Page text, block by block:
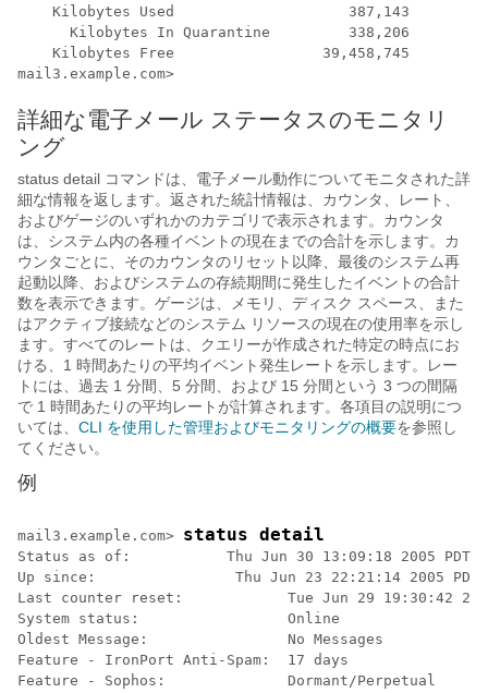
    Kilobytes Used                    387,143
      Kilobytes In Quarantine         338,206
    Kilobytes Free                 39,458,745
mail3.example.com>
詳細な電子メール ステータスのモニタリ
ング
status detail コマンドは、電子メール動作についてモニタされた詳
細な情報を返します。返された統計情報は、カウンタ、レート、
およびゲージのいずれかのカテゴリで表示されます。カウンタ
は、システム内の各種イベントの現在までの合計を示します。カ
ウンタごとに、そのカウンタのリセット以降、最後のシステム再
起動以降、およびシステムの存続期間に発生したイベントの合計
数を表示できます。ゲージは、メモリ、ディスク スペース、また
はアクティブ接続などのシステム リソースの現在の使用率を示し
ます。すべてのレートは、クエリーが作成された特定の時点にお
ける、1 時間あたりの平均イベント発生レートを示します。レー
トには、過去 1 分間、5 分間、および 15 分間という 3 つの間隔
で 1 時間あたりの平均レートが計算されます。各項目の説明につ
いては、 CLI を使用した管理およびモニタリングの概要を参照し
てください。
例
mail3.example.com> status detail
Status as of:           Thu Jun 30 13:09:18 2005 PDT
Up since:                Thu Jun 23 22:21:14 2005 PDT
Last counter reset:            Tue Jun 29 19:30:42
System status:                 Online
Oldest Message:                No Messages
Feature - IronPort Anti-Spam:  17 days
Feature - Sophos:              Dormant/Perpetual